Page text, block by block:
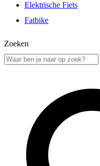
Elektrische Fiets
Fatbike
Zoeken